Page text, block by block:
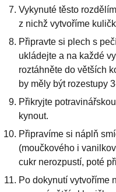
Vykynuté těsto
z nichž vytvoříme
Připravte si plech s
ukládejte a na každé
roztáhněte do větších
by měly být rozestupy
Přikryjte
kynout.
Připravíme si náplň
(moučkového i
cukr nerozpustí, poté
Po dokynutí vytvoříme